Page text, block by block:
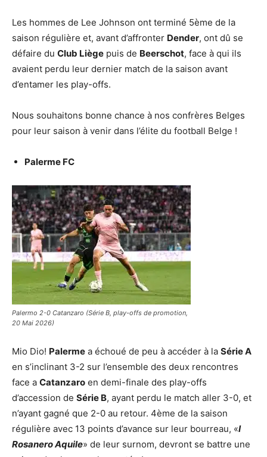
Les hommes de Lee Johnson ont terminé 5ème de la
saison régulière et, avant d’affronter Dender, ont dû se
défaire du Club Liège puis de Beerschot, face à qui ils
avaient perdu leur dernier match de la saison avant
d’entamer les play-offs.
Nous souhaitons bonne chance à nos confrères Belges
pour leur saison à venir dans l’élite du football Belge !
Palerme FC
Palermo 2-0 Catanzaro (Série B, play-offs de promotion,
20 Mai 2026)
Mio Dio! Palerme a échoué de peu à accéder à la Série A
en s’inclinant 3-2 sur l’ensemble des deux rencontres
face a Catanzaro en demi-finale des play-offs
d’accession de Série B, ayant perdu le match aller 3-0, et
n’ayant gagné que 2-0 au retour. 4ème de la saison
régulière avec 13 points d’avance sur leur bourreau, «I
Rosanero Aquile» de leur surnom, devront se battre une